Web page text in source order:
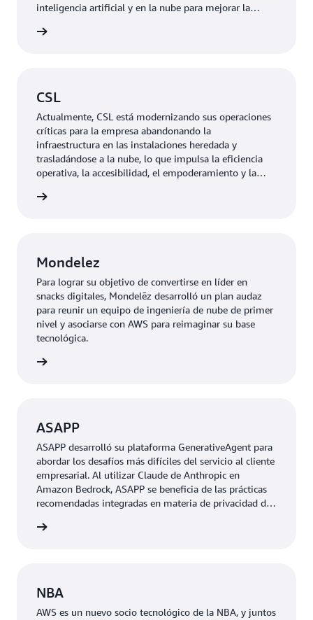
inteligencia artificial y en la nube para mejorar la
CSL
Actualmente, CSL está modernizando sus operaciones
críticas para la empresa abandonando la
infraestructura en las instalaciones heredada y
trasladándose a la nube, lo que impulsa la eficiencia
operativa, la accesibilidad, el empoderamiento y la
Mondelez
Para lograr su objetivo de convertirse en líder en
snacks digitales, Mondelēz desarrolló un plan audaz
para reunir un equipo de ingeniería de nube de primer
nivel y asociarse con AWS para reimaginar su base
tecnológica.
ASAPP
ASAPP desarrolló su plataforma GenerativeAgent para
abordar los desafíos más difíciles del servicio al cliente
empresarial. Al utilizar Claude de Anthropic en
Amazon Bedrock, ASAPP se beneficia de las prácticas
recomendadas integradas en materia de privacidad de
40 por ciento y está mejorando considerablemente las
NBA
AWS es un nuevo socio tecnológico de la NBA, y juntos